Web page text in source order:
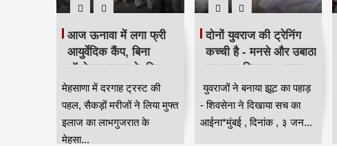
आज ऊनावा में लगा फ्री
आयुर्वेदिक कैंप, बिना
ऑपरेशन इलाज के लिए
उमड़ी भीड़ HKA
मेहसाणा में दरगाह ट्रस्ट की
पहल, सैकड़ों मरीजों ने लिया मुफ्त
इलाज का लाभगुजरात के
मेहसा...
दोनों युवराज की ट्रेनिंग
कच्ची है - मनसे और उबाठा
पर साधा निशाना - राहुल
शेवाले
युवराजों ने बनाया झूट का पहाड़
- शिवसेना ने दिखाया सच का
आईना*मुंबई , दिनांक , ३ जन...